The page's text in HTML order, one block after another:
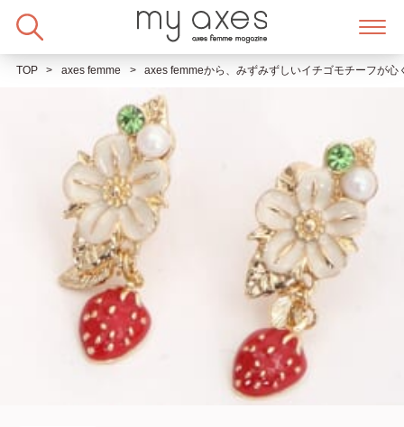
TOP axes femme axes femmeから、みずみずしいイチゴモチーフが